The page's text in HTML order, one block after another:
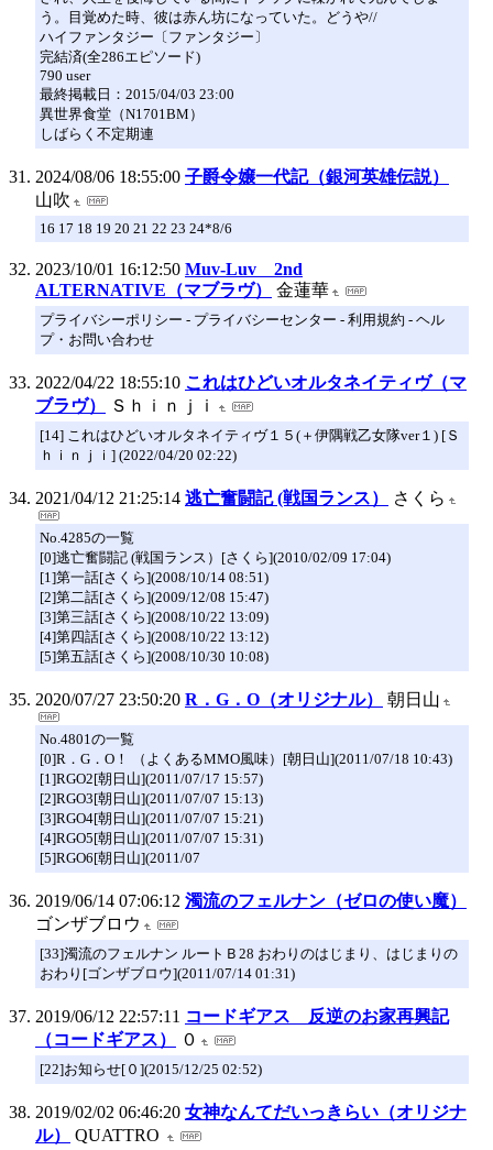
う。目覚めた時、彼は赤ん坊になっていた。どうや//
ハイファンタジー〔ファンタジー〕
完結済(全286エピソード)
790 user
最終掲載日：2015/04/03 23:00
異世界食堂（N1701BM）
しばらく不定期連
2024/08/06 18:55:00 子爵令嬢一代記（銀河英雄伝説）
山吹
16 17 18 19 20 21 22 23 24*8/6
2023/10/01 16:12:50 Muv-Luv 2nd
ALTERNATIVE（マブラヴ）
金蓮華
プライバシーポリシー - プライバシーセンター - 利用規約 - ヘル
プ・お問い合わせ
2022/04/22 18:55:10 これはひどいオルタネイティヴ（マ
ブラヴ）
Ｓｈｉｎｊｉ
[14] これはひどいオルタネイティヴ１５(＋伊隅戦乙女隊ver１) [Ｓ
ｈｉｎｊｉ] (2022/04/20 02:22)
2021/04/12 21:25:14 逃亡奮闘記 (戦国ランス） さくら
No.4285の一覧
[0]逃亡奮闘記 (戦国ランス）[さくら](2010/02/09 17:04)
[1]第一話[さくら](2008/10/14 08:51)
[2]第二話[さくら](2009/12/08 15:47)
[3]第三話[さくら](2008/10/22 13:09)
[4]第四話[さくら](2008/10/22 13:12)
[5]第五話[さくら](2008/10/30 10:08)
2020/07/27 23:50:20 R．G．O（オリジナル） 朝日山
No.4801の一覧
[0]R．G．O！ （よくあるMMO風味）[朝日山](2011/07/18 10:43)
[1]RGO2[朝日山](2011/07/17 15:57)
[2]RGO3[朝日山](2011/07/07 15:13)
[3]RGO4[朝日山](2011/07/07 15:21)
[4]RGO5[朝日山](2011/07/07 15:31)
[5]RGO6[朝日山](2011/07
2019/06/14 07:06:12 濁流のフェルナン（ゼロの使い魔）
ゴンザブロウ
[33]濁流のフェルナン ルートＢ28 おわりのはじまり、はじまりの
おわり[ゴンザブロウ](2011/07/14 01:31)
2019/06/12 22:57:11 コードギアス 反逆のお家再興記
（コードギアス）
０
[22]お知らせ[０](2015/12/25 02:52)
2019/02/02 06:46:20 女神なんてだいっきらい（オリジナ
ル）
QUATTRO